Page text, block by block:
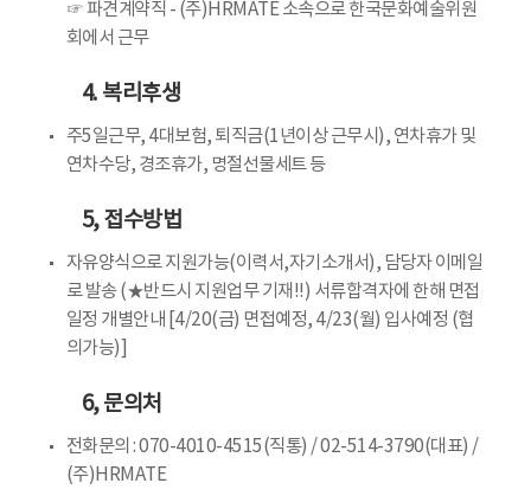
☞ 파견계약직 - (주)HRMATE 소속으로 한국문화예술위원
회에서 근무
4. 복리후생
주5일근무, 4대보험, 퇴직금(1년이상 근무시), 연차휴가 및
연차수당, 경조휴가, 명절선물세트 등
5, 접수방법
자유양식으로 지원가능(이력서,자기소개서), 담당자 이메일
로 발송 (★반드시 지원업무 기재!!) 서류합격자에 한해 면접
일정 개별안내 [4/20(금) 면접예정, 4/23(월) 입사예정 (협
의가능)]
6, 문의처
전화문의 : 070-4010-4515(직통) / 02-514-3790(대표) /
(주)HRMATE